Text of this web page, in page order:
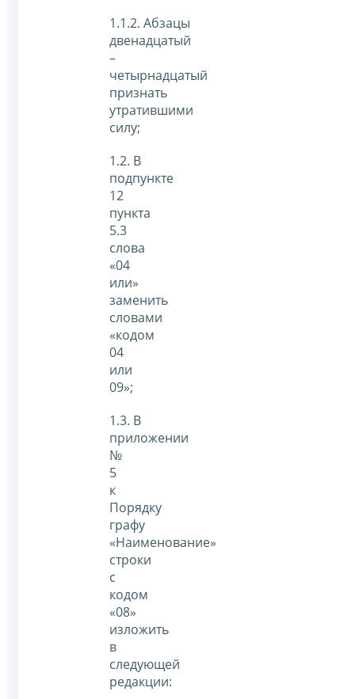
1.1.2. Абзацы
двенадцатый
–
четырнадцатый
признать
утратившими
силу;
1.2. В
подпункте
12
пункта
5.3
слова
«04
или»
заменить
словами
«кодом
04
или
09»;
1.3. В
приложении
№
5
к
Порядку
графу
«Наименование»
строки
с
кодом
«08»
изложить
в
следующей
редакции: